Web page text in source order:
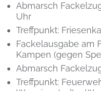
Abmarsch
Uhr
Treffpunkt:
Fackelausgabe am
Kampen (gegen
Abmarsch
Treffpunkt: